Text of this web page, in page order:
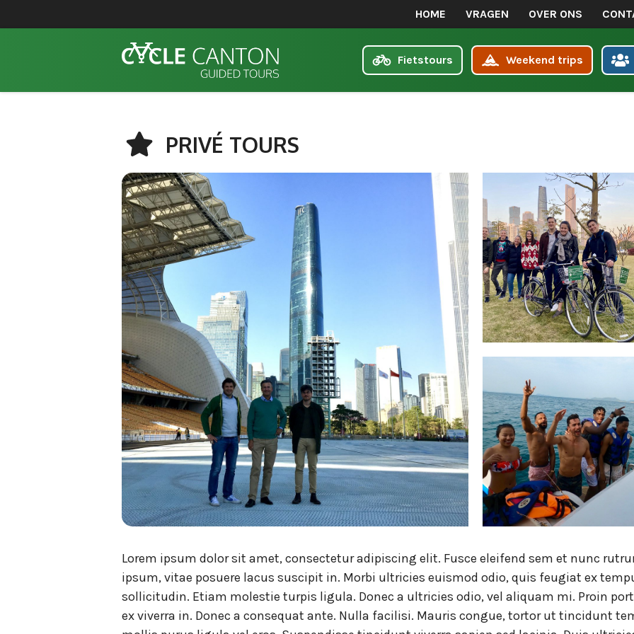
HOME VRAGEN OVER ONS
Fietstours Weekend trips
PRIVÉ TOURS
Lorem ipsum dolor sit amet, consectetur adipiscing elit. Fusce eleifend sem et nunc
ipsum, vitae posuere lacus suscipit in. Morbi ultricies euismod odio, quis feugiat ex
sollicitudin. Etiam molestie turpis ligula. Donec a ultricies odio, vel aliquam mi. Proin
ex viverra in. Donec a consequat ante. Nulla facilisi. Mauris congue, tortor ut tincidunt